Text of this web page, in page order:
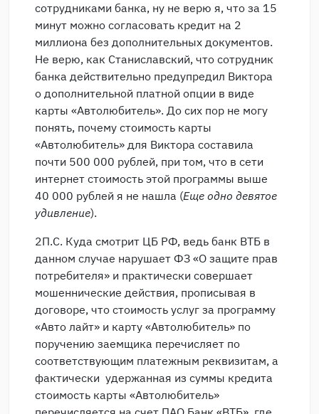
сотрудниками банка, ну не верю я, что за 15
минут можно согласовать кредит на 2
миллиона без дополнительных документов.
Не верю, как Станиславский, что сотрудник
банка действительно предупредил Виктора
о дополнительной платной опции в виде
карты «Автолюбитель». До сих пор не могу
понять, почему стоимость карты
«Автолюбитель» для Виктора составила
почти 500 000 рублей, при том, что в сети
интернет стоимость этой программы выше
40 000 рублей я не нашла (Еще одно девятое
удивление).
2П.С. Куда смотрит ЦБ РФ, ведь банк ВТБ в
данном случае нарушает ФЗ «О защите прав
потребителя» и практически совершает
мошеннические действия, прописывая в
договоре, что стоимость услуг за программу
«Авто лайт» и карту «Автолюбитель» по
поручению заемщика перечисляет по
соответствующим платежным реквизитам, а
фактически удержанная из суммы кредита
стоимость карты «Автолюбитель»